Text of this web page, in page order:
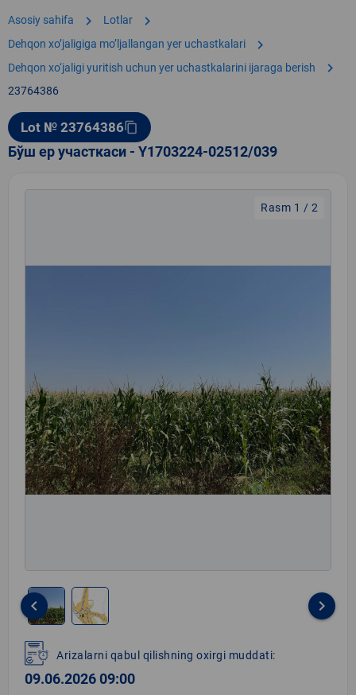
Asosiy sahifa chevron_right Lotlar chevron_right
Dehqon xoʼjaligiga moʼljallangan yer uchastkalari chevron_right
Dehqon xo‘jaligi yuritish uchun yer uchastkalarini ijaraga berish chevron_right
23764386
Lot № 23764386content_copy
Бўш ер участкаси - Y1703224-02512/039
Rasm 1 / 2
1
of
2
keyboard_arrow_left keyboard_arrow_right
Arizalarni qabul qilishning oxirgi muddati:
09.06.2026 09:00